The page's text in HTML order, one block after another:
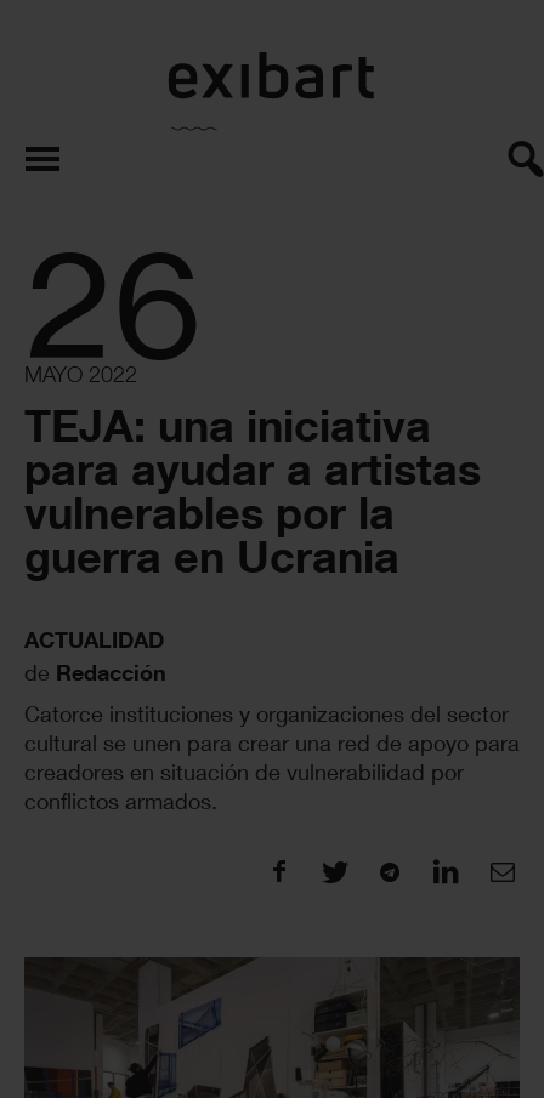
exibart.es
26
MAYO 2022
TEJA: una iniciativa
para ayudar a artistas
vulnerables por la
guerra en Ucrania
ACTUALIDAD
de Redacción
Catorce instituciones y organizaciones del sector
cultural se unen para crear una red de apoyo para
creadores en situación de vulnerabilidad por
conflictos armados.